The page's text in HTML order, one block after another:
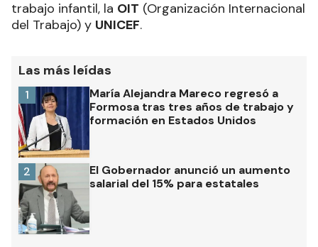
trabajo infantil, la OIT (Organización Internacional
del Trabajo) y UNICEF.
Las más leídas
María Alejandra Mareco regresó a
Formosa tras tres años de trabajo y
formación en Estados Unidos
1
El Gobernador anunció un aumento
salarial del 15% para estatales
2